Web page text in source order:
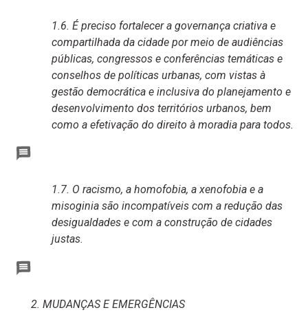
1.6. É preciso fortalecer a governança criativa e
compartilhada da cidade por meio de audiências
públicas, congressos e conferências temáticas e
conselhos de políticas urbanas, com vistas à
gestão democrática e inclusiva do planejamento e
desenvolvimento dos territórios urbanos, bem
como a efetivação do direito à moradia para todos.
1.7. O racismo, a homofobia, a xenofobia e a
misoginia são incompatíveis com a redução das
desigualdades e com a construção de cidades
justas.
2. MUDANÇAS E EMERGÊNCIAS